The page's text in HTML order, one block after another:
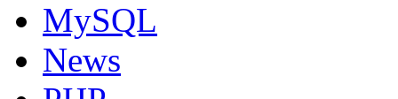
MySQL
News